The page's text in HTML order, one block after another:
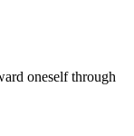
oneself through